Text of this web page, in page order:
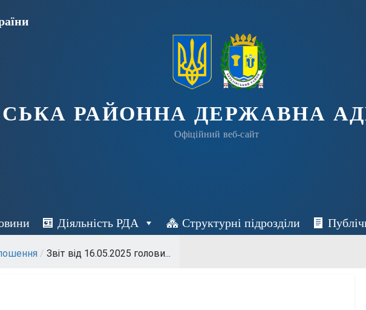
РАЙОННА ДЕРЖАВНА
Офіційний веб-сайт
Діяльність РДА Структурні підрозділи
/ Звіт від 16.05.2025 голови...